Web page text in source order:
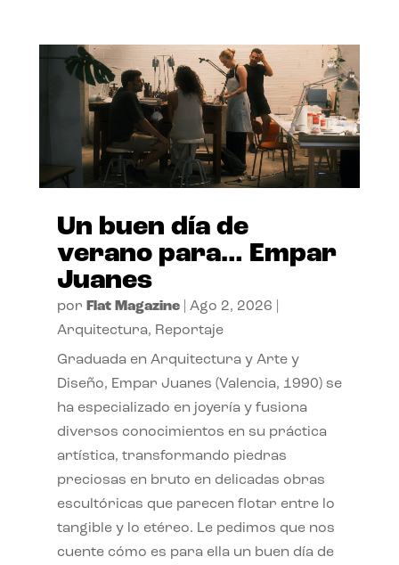
Un buen día de
verano para… Empar
Juanes
por Flat Magazine| Ago 2, 2026
Arquitectura, Reportaje
Graduada en Arquitectura y Arte y
Diseño, Empar Juanes (Valencia, 1990) se
ha especializado en joyería y fusiona
diversos conocimientos en su práctica
artística, transformando piedras
preciosas en bruto en delicadas obras
escultóricas que parecen flotar entre lo
tangible y lo etéreo. Le pedimos que nos
cuente cómo es para ella un buen día de